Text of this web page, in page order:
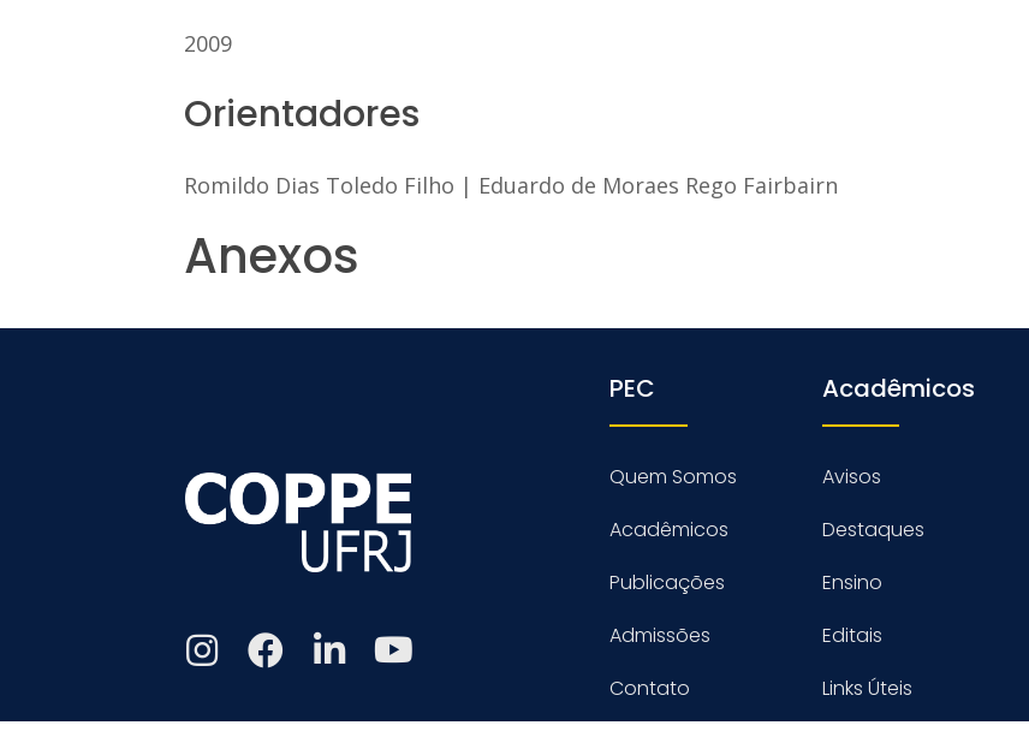
2009
Orientadores
Romildo Dias Toledo Filho | Eduardo de Moraes Rego Fairbairn
Anexos
PEC
Quem Somos
Acadêmicos
Publicações
Admissões
Contato
Acadêmicos
Avisos
Destaques
Ensino
Editais
Links Úteis